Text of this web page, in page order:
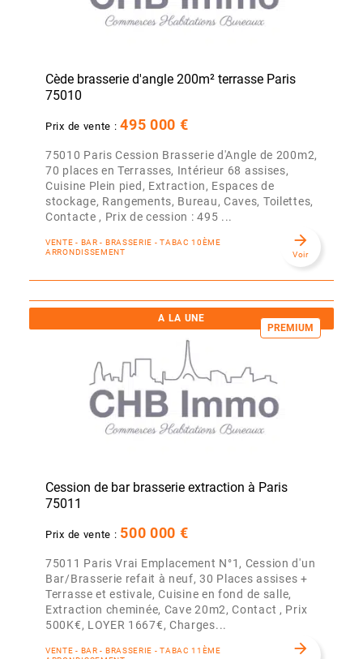
Cède brasserie d'angle 200m² terrasse Paris
75010
Prix de vente :495 000 €
75010 Paris Cession Brasserie d'Angle de 200m2,
70 places en Terrasses, Intérieur 68 assises,
Cuisine Plein pied, Extraction, Espaces de
stockage, Rangements, Bureau, Caves, Toilettes,
Contacte , Prix de cession : 495 ...
VENTE - BAR - BRASSERIE - TABAC 10ÈME
ARRONDISSEMENT
arrow_forward
Voir
A LA UNE
PREMIUM
Cession de bar brasserie extraction à Paris
75011
Prix de vente : 500 000 €
75011 Paris Vrai Emplacement N°1, Cession d'un
Bar/Brasserie refait à neuf, 30 Places assises +
Terrasse et estivale, Cuisine en fond de salle,
Extraction cheminée, Cave 20m2, Contact , Prix
500K€, LOYER 1667€, Charges...
VENTE - BAR - BRASSERIE - TABAC 11ÈME
arrow_forward